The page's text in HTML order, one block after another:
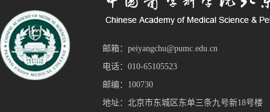
邮箱：peiyangchu@pumc.edu.cn
电话：010-65105523
邮编：100730
地址：北京市东城区东单三条九号新18号楼